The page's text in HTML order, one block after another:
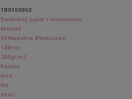
1B01E0902
Bavlněný úplet s elastanem
Metráž
92%bavlna 8%elastan
180cm
200g/m2
Polsko
Ano
Ne
Vzor